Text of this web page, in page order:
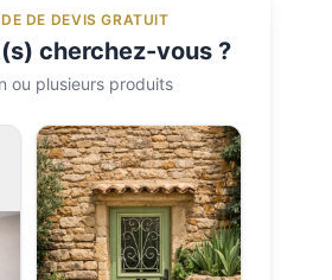
DE DEVIS GRATUIT
cherchez-vous ?
ou plusieurs produits